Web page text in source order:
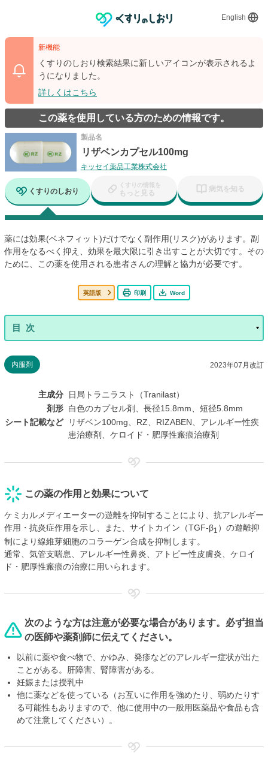
English
新機能
くすりのしおり検索結果に新しいアイコンが表示されるよ
うになりました。
詳しくはこちら
この薬を使用している方のための情報です。
製品名
リザベンカプセル100mg
キッセイ薬品工業株式会社
くすりのしおり
くすりの情報を
もっと見る 病気を知る
薬には効果(ベネフィット)だけでなく副作用(リスク)があります。副
作用をなるべく抑え、効果を最大限に引き出すことが大切です。その
ために、この薬を使用される患者さんの理解と協力が必要です。
英語版 印刷 Word
内服剤 2023年07月改訂
主成分
日局トラニラスト（Tranilast）
剤形 白色のカプセル剤、長径15.8mm、短径5.8mm
シート記載など
リザベン100mg、RZ、RIZABEN、アレルギー性疾
患治療剤、ケロイド・肥厚性瘢痕治療剤
この薬の作用と効果について
ケミカルメディエーターの遊離を抑制することにより、抗アレルギー
作用・抗炎症作用を示し、また、サイトカイン（TGF-β1 ）の遊離抑
制により線維芽細胞のコラーゲン合成を抑制します。
通常、気管支喘息、アレルギー性鼻炎、アトピー性皮膚炎、ケロイ
ド・肥厚性瘢痕の治療に用いられます。
次のような方は注意が必要な場合があります。必ず担当
の医師や薬剤師に伝えてください。
以前に薬や食べ物で、かゆみ、発疹などのアレルギー症状が出た
ことがある。肝障害、腎障害がある。
妊娠または授乳中
他に薬などを使っている（お互いに作用を強めたり、弱めたりす
る可能性もありますので、他に使用中の一般用医薬品や食品も含
めて注意してください）。